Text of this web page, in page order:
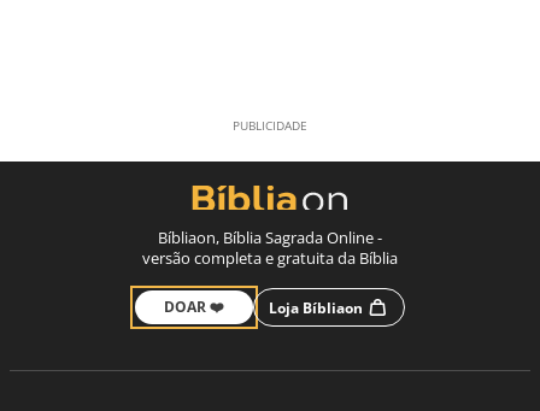
Bíbliaon, Bíblia Sagrada Online -
versão completa e gratuita da Bíblia
DOAR ❤️ Loja Bíbliaon